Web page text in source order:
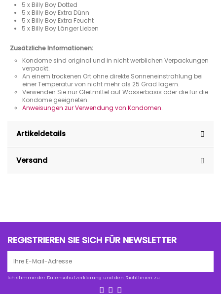
5 x Billy Boy Dotted
5 x Billy Boy Extra Dünn
5 x Billy Boy Extra Feucht
5 x Billy Boy Länger Lieben
Zusätzliche Informationen:
Kondome sind original und in nicht werblichen Verpackungen
verpackt.
An einem trockenen Ort ohne direkte Sonneneinstrahlung bei
einer Temperatur von nicht mehr als 25 Grad lagern.
Verwenden Sie nur Gleitmittel auf Wasserbasis oder die für die
Kondome geeigneten.
Anweisungen zur Verwendung von Kondomen.
Artikeldetails
Versand
REGISTRIEREN SIE SICH FÜR NEWSLETTER
Ich stimme der Datenschutzerklärung und den Richtlinien zu